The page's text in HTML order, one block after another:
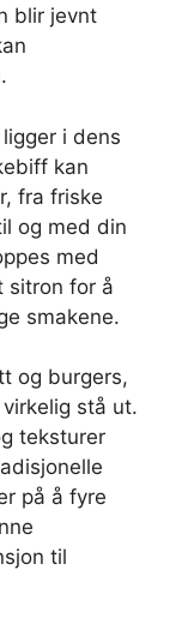
blir jevnt
i dens
kan
fra friske
og med din
med
sitron for å
smakene.
og burgers,
stå ut.
teksturer
på å fyre
til